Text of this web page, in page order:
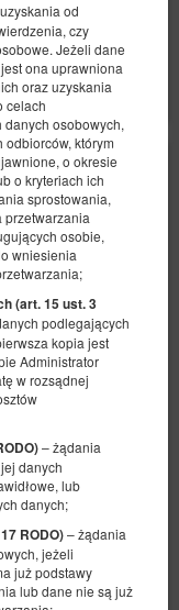
od
czy
Jeżeli dane
ona uprawniona
oraz uzyskania
celach
osobowych,
którym
o okresie
o kryteriach ich
sprostowania,
osobie,
wniesienia
(art. 15 ust. 3
podlegających
kopia jest
Administrator
w rozsądnej
– żądania
danych
lub
danych;
RODO)– żądania
jeżeli
już podstawy
lub dane nie są już
Szczegóły Dostępność
Pokaż oferty